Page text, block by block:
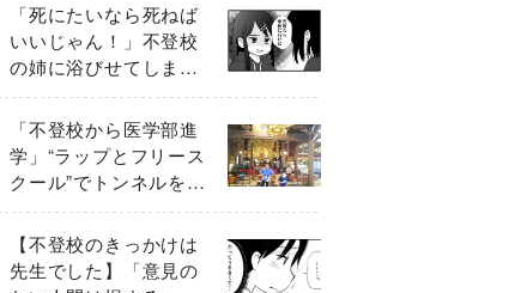
「死にたいなら死ねば
いいじゃん！」不登校
の姉に浴びせてしまっ
た言葉【番外編・後
編】
「不登校から医学部進
学」“ラップとフリース
クール”でトンネルを脱
して高校受験へ〔元野
球少年の実話〕
【不登校のきっかけは
先生でした】「意見の